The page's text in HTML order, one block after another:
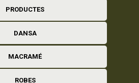
PRODUCTES
DANSA
MACRAMÉ
ROBES